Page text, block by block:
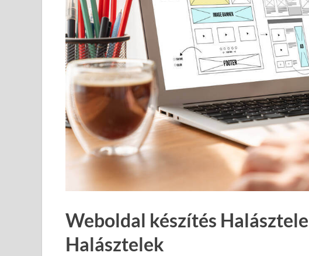
Weboldal készítés
Halásztelek